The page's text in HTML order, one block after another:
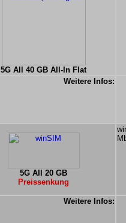
5G All 40 GB All-In Flat
Weitere Infos:
5G All 20 GB
Preissenkung
Weitere Infos: